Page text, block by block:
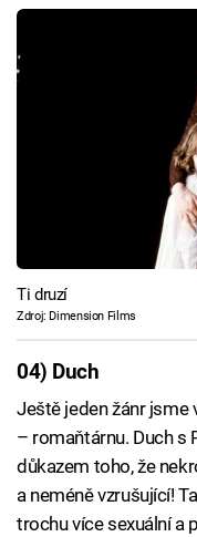
Ti druzí
Zdroj: Dimension Films
04) Duch
Ještě jeden žánr jsme
– romaňtárnu. Duch s
důkazem toho, že
a neméně vzrušující!
trochu více sexuální a